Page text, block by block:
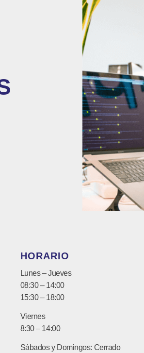
HORARIO
Lunes – Jueves
08:30 – 14:00
15:30 – 18:00
Viernes
8:30 – 14:00
Sábados y Domingos: Cerrado